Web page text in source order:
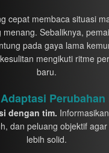
cepat membaca situasi
menang. Sebaliknya,
pada gaya lama
mengikuti ritme
baru.
Perubahan
dengan tim.
dan peluang objektif
lebih solid.